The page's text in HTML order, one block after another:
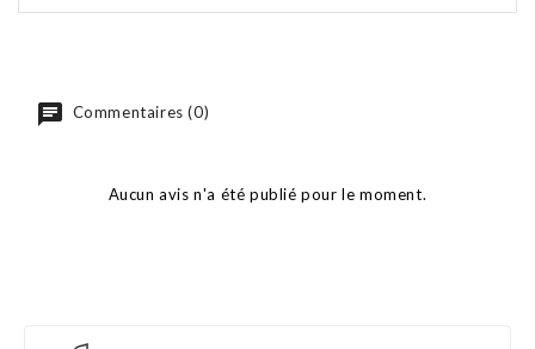
Commentaires (0)
Aucun avis n'a été publié pour le moment.